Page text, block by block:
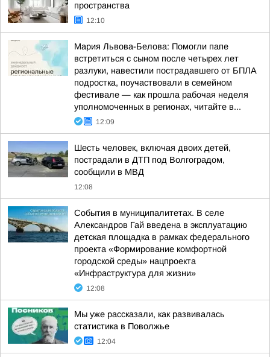
пространства
12:10
Мария Львова-Белова: Помогли папе
встретиться с сыном после четырех лет
разлуки, навестили пострадавшего от БПЛА
подростка, поучаствовали в семейном
фестивале — как прошла рабочая неделя
уполномоченных в регионах, читайте в...
12:09
Шесть человек, включая двоих детей,
пострадали в ДТП под Волгоградом,
сообщили в МВД
12:08
События в муниципалитетах. В селе
Александров Гай введена в эксплуатацию
детская площадка в рамках федерального
проекта «Формирование комфортной
городской среды» нацпроекта
«Инфраструктура для жизни»
12:08
Мы уже рассказали, как развивалась
статистика в Поволжье
12:04